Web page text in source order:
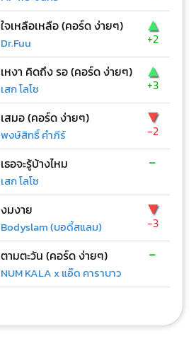
ใจเหลือเหลือ (คอร์ด ง่ายๆ)
Dr.Fuu
▲
+2
เหงา คิดถึง รอ (คอร์ด ง่ายๆ)
เสก โลโซ
▲
+3
เสมอ (คอร์ด ง่ายๆ)
พงษ์สิทธิ์ คำภีร์
▼
-2
เธอจะรู้บ้างไหม
เสก โลโซ
-
งมงาย
Bodyslam (บอดี้สแลม)
▼
-3
ตามตะวัน (คอร์ด ง่ายๆ)
NUM KALA x แอ๊ด คาราบาว
-